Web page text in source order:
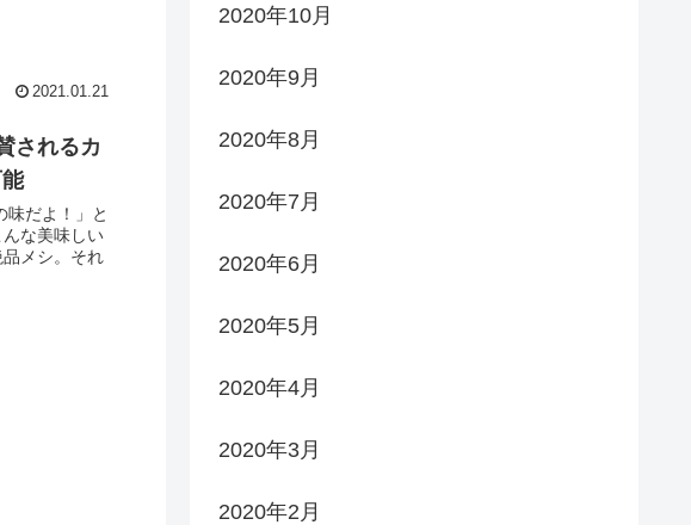
2021.01.21
されるカ
味だよ！」と
な美味しい
メシ。それ
2020年10月
2020年9月
2020年8月
2020年7月
2020年6月
2020年5月
2020年4月
2020年3月
2020年2月